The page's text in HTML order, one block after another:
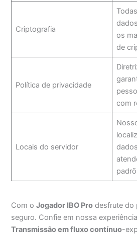
Criptografia
os
de
Política de privacidade
com
Locais do servidor
Com oJogador IBO Pro desfrute do
seguro. Confie em nossa
Transmissão em fluxo contínuo-